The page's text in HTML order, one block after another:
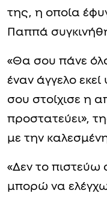
της, η οποία
Παππά
«Θα σου πάνε
έναν άγγελο
σου στοίχισε η
προστατεύει»,
με την
«Δεν το
μπορώ να